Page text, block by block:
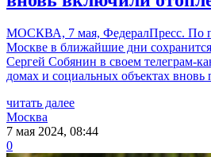
МОСКВА, 7 мая, ФедералПресс. По
Москве в ближайшие дни
Сергей Собянин в своем телеграм-
домах и социальных объектах вновь
читать далее
Москва
7 мая 2024, 08:44
0